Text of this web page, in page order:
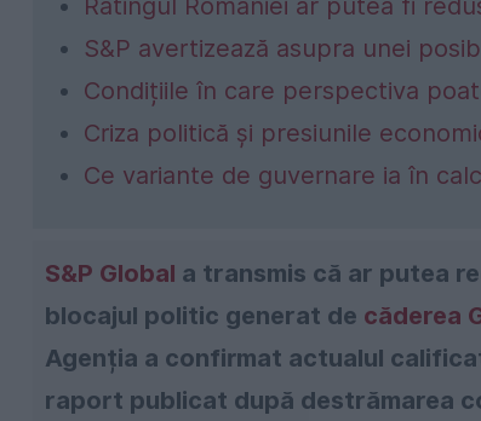
Ratingul României ar putea fi
S&P avertizează asupra unei
Condițiile în care perspectiva
Criza politică și presiunile
Ce variante de guvernare ia în
S&P Global a transmis că ar putea
blocajul politic generat de căderea
Agenția a confirmat actualul
raport publicat după destrămarea